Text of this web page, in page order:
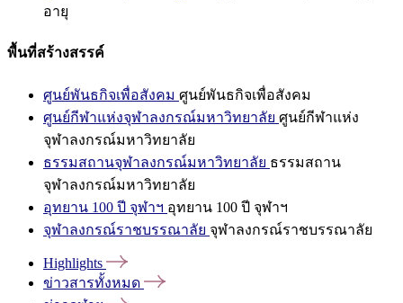
อายุ
พื้นที่สร้างสรรค์
ศูนย์พันธกิจเพื่อสังคม ศูนย์พันธกิจเพื่อสังคม
ศูนย์กีฬาแห่งจุฬาลงกรณ์มหาวิทยาลัย ศูนย์กีฬาแห่ง
จุฬาลงกรณ์มหาวิทยาลัย
ธรรมสถานจุฬาลงกรณ์มหาวิทยาลัย ธรรมสถาน
จุฬาลงกรณ์มหาวิทยาลัย
อุทยาน 100 ปี จุฬาฯ อุทยาน 100 ปี จุฬาฯ
จุฬาลงกรณ์ราชบรรณาลัย จุฬาลงกรณ์ราชบรรณาลัย
Highlights
ข่าวสารทั้งหมด